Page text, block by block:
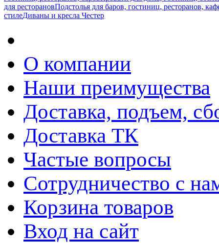
для ресторановПодстолья для баров, гостиниц, ресторанов,
стилеДиваны и кресла Честер
О компании
Наши преимущества
Доставка, подъем,
Доставка ТК
Частые вопросы
Сотрудничество с
Корзина товаров
Вход на сайт